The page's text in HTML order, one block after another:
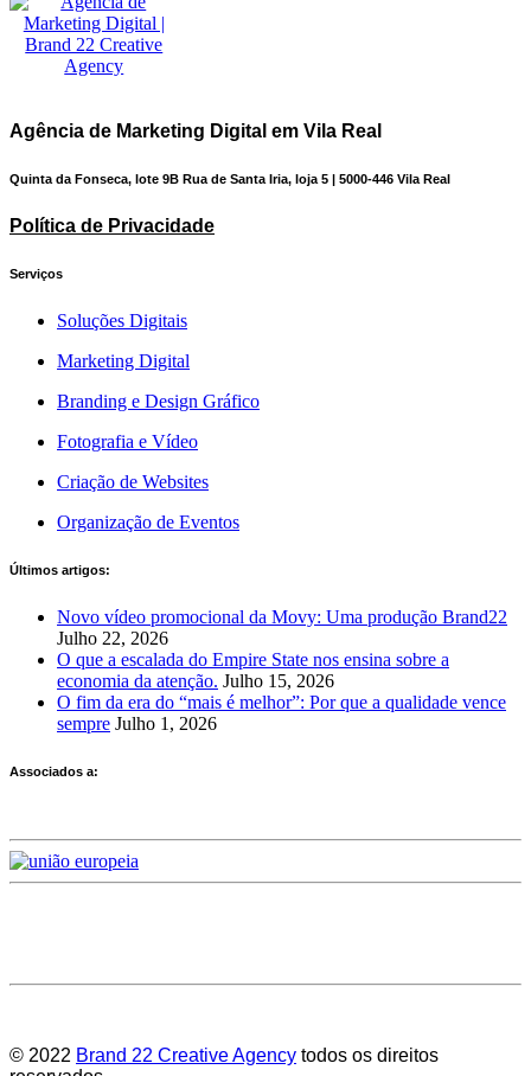
Agência de Marketing Digital em Vila Real
Quinta da Fonseca, lote 9B Rua de Santa Iria, loja 5 | 5000-446 Vila Real
Política de Privacidade
Serviços
Soluções Digitais
Marketing Digital
Branding e Design Gráfico
Fotografia e Vídeo
Criação de Websites
Organização de Eventos
Últimos artigos:
Novo vídeo promocional da Movy: Uma produção Brand22
Julho 22, 2026
O que a escalada do Empire State nos ensina sobre a
economia da atenção. Julho 15, 2026
O fim da era do “mais é melhor”: Por que a qualidade vence
sempre Julho 1, 2026
Associados a:
© 2022 Brand 22 Creative Agency todos os direitos